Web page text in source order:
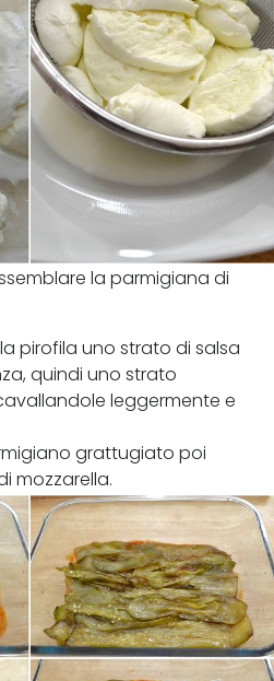
la parmigiana di
pirofila uno strato di salsa
quindi uno strato
leggermente e
grattugiato poi
mozzarella.